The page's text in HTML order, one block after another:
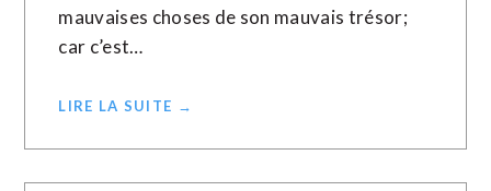
mauvaises choses de son mauvais trésor;
car c’est…
LIRE LA SUITE →